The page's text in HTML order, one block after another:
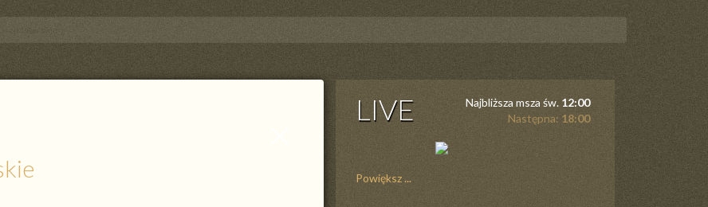
LIVE Najbliższa msza św. 12:00
Następna: 18:00
Powiększ ...